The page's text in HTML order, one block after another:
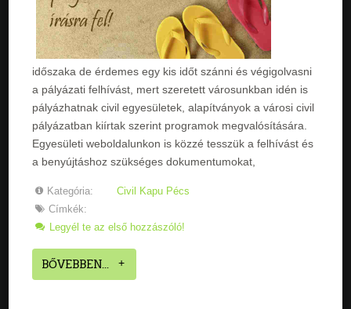
időszaka de érdemes egy kis időt szánni és végigolvasni
a pályázati felhívást, mert szeretett városunkban idén is
pályázhatnak civil egyesületek, alapítványok a városi civil
pályázatban kiírtak szerint programok megvalósítására.
Egyesületi weboldalunkon is közzé tesszük a felhívást és
a benyújtáshoz szükséges dokumentumokat,
Kategória:
Civil Kapu Pécs
Címkék:
Legyél te az első hozzászóló!
BŐVEBBEN...